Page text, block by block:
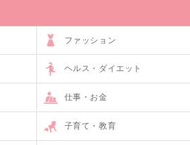
ファッション
ヘルス・ダイエット
仕事・お金
子育て・教育